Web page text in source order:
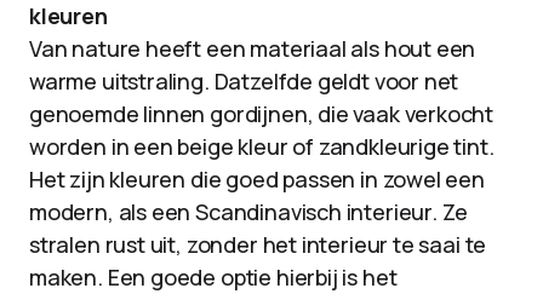
kleuren
Van nature heeft een materiaal als hout een
warme uitstraling. Datzelfde geldt voor net
genoemde linnen gordijnen, die vaak verkocht
worden in een beige kleur of zandkleurige tint.
Het zijn kleuren die goed passen in zowel een
modern, als een Scandinavisch interieur. Ze
stralen rust uit, zonder het interieur te saai te
maken. Een goede optie hierbij is het